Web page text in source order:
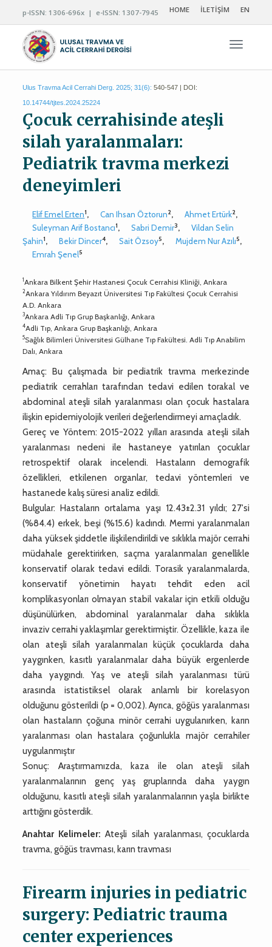
p-ISSN: 1306-696x | e-ISSN: 1307-7945 HOME İLETİŞİM EN
Ulus Travma Acil Cerrahi Derg. 2025; 31(6): 540-547 | DOI:
10.14744/tjtes.2024.25224
Çocuk cerrahisinde ateşli
silah yaralanmaları:
Pediatrik travma merkezi
deneyimleri
Elif Emel Erten1, Can Ihsan Öztorun2, Ahmet Ertürk2,
Suleyman Arif Bostancı1, Sabri Demir3,
Vildan Selin
Şahin1, Bekir Dincer4, Sait Özsoy5, Mujdem Nur Azılı5,
Emrah Şenel5
1Ankara Bilkent Şehir Hastanesi Çocuk Cerrahisi Kliniği, Ankara
2Ankara Yıldırım Beyazıt Üniversitesi Tıp Fakültesi Çocuk Cerrahisi
A.D. Ankara
3Ankara Adli Tıp Grup Başkanlığı, Ankara
4Adli Tıp, Ankara Grup Başkanlığı, Ankara
5Sağlık Bilimleri Üniversitesi Gülhane Tıp Fakültesi. Adli Tıp Anabilim
Dalı, Ankara
Amaç: Bu çalışmada bir pediatrik travma merkezinde
pediatrik cerrahları tarafından tedavi edilen torakal ve
abdominal ateşli silah yaralanması olan çocuk hastalara
ilişkin epidemiyolojik verileri değerlendirmeyi amaçladık.
Gereç ve Yöntem: 2015-2022 yılları arasında ateşli silah
yaralanması nedeni ile hastaneye yatırılan çocuklar
retrospektif olarak incelendi. Hastaların demografik
özellikleri, etkilenen organlar, tedavi yöntemleri ve
hastanede kalış süresi analiz edildi.
Bulgular: Hastaların ortalama yaşı 12.43±2.31 yıldı; 27'si
(%84.4) erkek, beşi (%15.6) kadındı. Mermi yaralanmaları
daha yüksek şiddetle ilişkilendirildi ve sıklıkla majör cerrahi
müdahale gerektirirken, saçma yaralanmaları genellikle
konservatif olarak tedavi edildi. Torasik yaralanmalarda,
konservatif yönetimin hayatı tehdit eden acil
komplikasyonları olmayan stabil vakalar için etkili olduğu
düşünülürken, abdominal yaralanmalar daha sıklıkla
invaziv cerrahi yaklaşımlar gerektirmiştir. Özellikle, kaza ile
olan ateşli silah yaralanmaları küçük çocuklarda daha
yaygınken, kasıtlı yaralanmalar daha büyük ergenlerde
daha yaygındı. Yaş ve ateşli silah yaralanması türü
arasında istatistiksel olarak anlamlı bir korelasyon
olduğunu gösterildi (p = 0,002). Ayrıca, göğüs yaralanması
olan hastaların çoğuna minör cerrahi uygulanırken, karın
yaralanması olan hastalara çoğunlukla majör cerrahiler
uygulanmıştır
Sonuç: Araştırmamızda, kaza ile olan ateşli silah
yaralanmalarının genç yaş gruplarında daha yaygın
olduğunu, kasıtlı ateşli silah yaralanmalarının yaşla birlikte
arttığını gösterdik.
Anahtar Kelimeler: Ateşli silah yaralanması, çocuklarda
travma, göğüs travması, karın travması
Firearm injuries in pediatric
surgery: Pediatric trauma
center experiences